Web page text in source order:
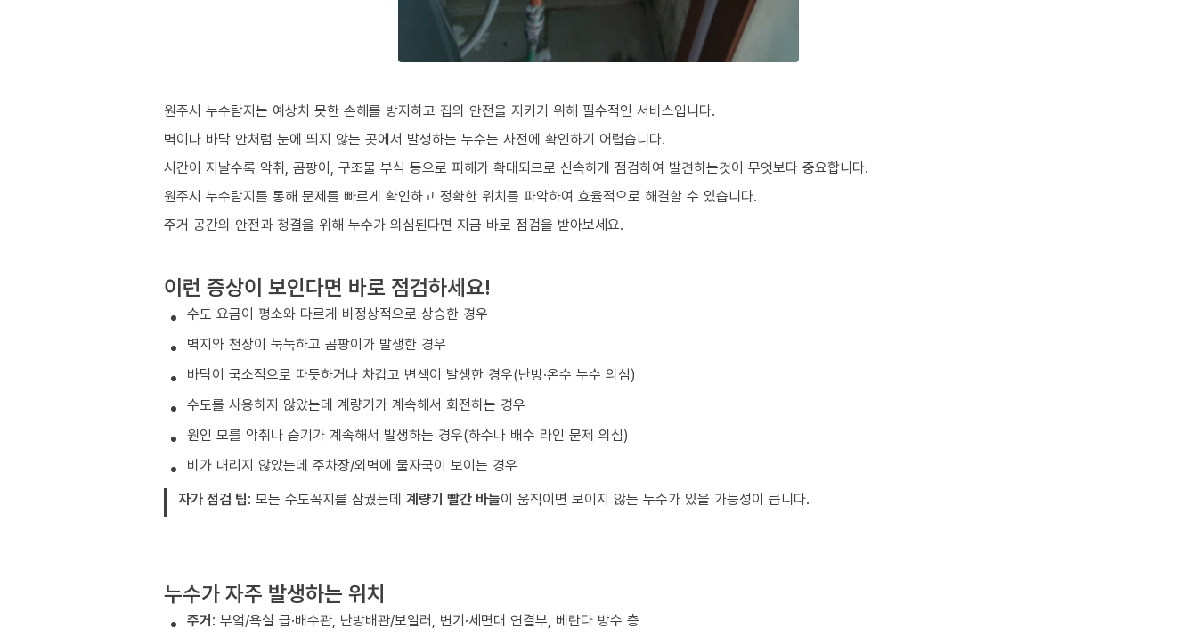
원주시 누수탐지는 예상치 못한 손해를 방지하고 집의 안전을 지키기 위해 필수적인 서비스입니다.
벽이나 바닥 안처럼 눈에 띄지 않는 곳에서 발생하는 누수는 사전에 확인하기 어렵습니다.
시간이 지날수록 악취, 곰팡이, 구조물 부식 등으로 피해가 확대되므로 신속하게 점검하여 발견하는것이 무엇보다 중요합니다.
원주시 누수탐지를 통해 문제를 빠르게 확인하고 정확한 위치를 파악하여 효율적으로 해결할 수 있습니다.
주거 공간의 안전과 청결을 위해 누수가 의심된다면 지금 바로 점검을 받아보세요.
이런 증상이 보인다면 바로 점검하세요!
수도 요금이 평소와 다르게 비정상적으로 상승한 경우
벽지와 천장이 눅눅하고 곰팡이가 발생한 경우
바닥이 국소적으로 따듯하거나 차갑고 변색이 발생한 경우(난방·온수 누수 의심)
수도를 사용하지 않았는데 계량기가 계속해서 회전하는 경우
원인 모를 악취나 습기가 계속해서 발생하는 경우(하수나 배수 라인 문제 의심)
비가 내리지 않았는데 주차장/외벽에 물자국이 보이는 경우
자가 점검 팁: 모든 수도꼭지를 잠궜는데 계량기 빨간 바늘이 움직이면 보이지 않는 누수가 있을 가능성이 큽니다.
누수가 자주 발생하는 위치
주거: 부엌/욕실 급·배수관, 난방배관/보일러, 변기·세면대 연결부, 베란다 방수 층